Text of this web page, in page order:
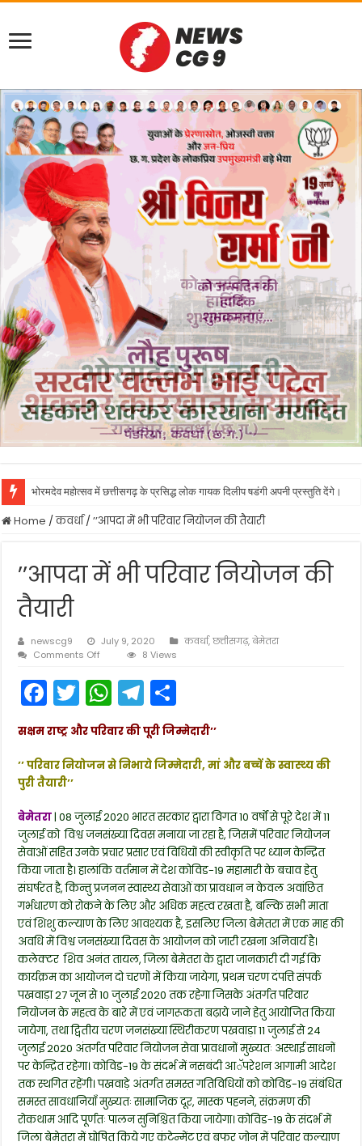
भोरमदेव महोत्सव में छत्तीसगढ़ के प्रसिद्ध लोक गायक दिलीप षडंगी अपनी प्रस्तुति देंगे।
Home /कवर्धा/’’आपदा में भी परिवार नियोजन की तैयारी
’’आपदा में भी परिवार नियोजन की
तैयारी
newscg9 July 9, 2020 कवर्धा,छत्तीसगढ़,बेमेतरा
Comments Off
में
भी
परिवार
नियोजन
की
8 Views
F
a
c
e
b
o
o
k
T
w
itt
er
W
h
a
ts
p
p
T
el
e
gr
m
h
ar
e
सक्षम राष्ट्र और परिवार की पूरी जिम्मेदारी’’
’’ परिवार नियोजन से निभाये जिम्मेदारी, मां और बच्चें के स्वास्थ्य की
पुरी तैयारी’’
बेमेतरा| 08 जुलाई 2020 भारत सरकार द्वारा विगत 10 वर्षों से पूरे देश में 11
जुलाई को विश्व जनसंख्या दिवस मनाया जा रहा है, जिसमें परिवार नियोजन
सेवाओं सहित उनके प्रचार प्रसार एवं विधियों की स्वीकृति पर ध्यान केन्द्रित
किया जाता है। हालांकि वर्तमान में देश कोविड-19 महामारी के बचाव हेतु
संघर्षरत है, किन्तु प्रजनन स्वास्थ्य सेवाओं का प्रावधान न केवल अवांछित
गर्भधारण को रोकने के लिए और अधिक महत्व रखता है, बल्कि सभी माता
एवं शिशु कल्याण के लिए आवश्यक है, इसलिए जिला बेमेतरा में एक माह की
अवधि में विश्व जनसंख्या दिवस के आयोजन को जारी रखना अनिवार्य है।
कलेक्टर शिव अनंत तायल, जिला बेमेतरा के द्वारा जानकारी दी गई कि
कार्यक्रम का आयोजन दो चरणों में किया जायेगा, प्रथम चरण दंपत्ति संपर्क
पखवाड़ा 27 जून से 10 जुलाई 2020 तक रहेगा जिसके अंतर्गत परिवार
नियोजन के महत्व के बारे में एवं जागरूकता बढ़ाये जाने हेतु आयोजित किया
जायेगा, तथा द्वितीय चरण जनसंख्या स्थिरीकरण पखवाड़ा 11 जुलाई से 24
जुलाई 2020 अंतर्गत परिवार नियोजन सेवा प्रावधानों मुख्यतः अस्थाई साधनों
पर केन्द्रित रहेगा। कोविड-19 के संदर्भ में नसबंदी आॅपरेशन आगामी आदेश
तक स्थगित रहेंगी। पखवाड़े अंतर्गत समस्त गतिविधियों को कोविड-19 संबंधित
समस्त सावधानियाँ मुख्यतः सामाजिक दूर, मास्क पहनने, संक्रमण की
रोकथाम आदि पूर्णतः पालन सुनिश्चित किया जायेगा। कोविड-19 के संदर्भ में
जिला बेमेतरा में घोषित किये गए कंटेन्मेंट एवं बफर जोन में परिवार कल्याण